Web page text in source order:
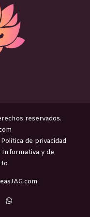
reservados.
Política de privacidad
Informativa y de